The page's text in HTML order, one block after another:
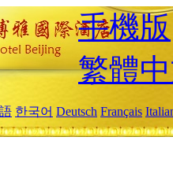
手機版
繁體
한국어 Deutsch Français